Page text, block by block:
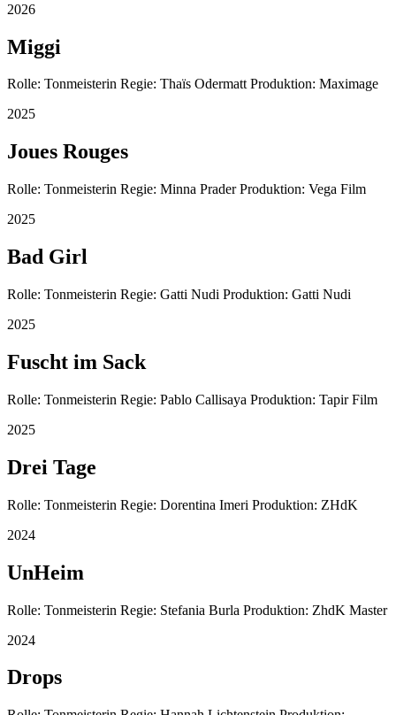
2026
Miggi
Rolle: Tonmeisterin Regie: Thaïs Odermatt Produktion: Maximage
2025
Joues Rouges
Rolle: Tonmeisterin Regie: Minna Prader Produktion: Vega Film
2025
Bad Girl
Rolle: Tonmeisterin Regie: Gatti Nudi Produktion: Gatti Nudi
2025
Fuscht im Sack
Rolle: Tonmeisterin Regie: Pablo Callisaya Produktion: Tapir Film
2025
Drei Tage
Rolle: Tonmeisterin Regie: Dorentina Imeri Produktion: ZHdK
2024
UnHeim
Rolle: Tonmeisterin Regie: Stefania Burla Produktion: ZhdK Master
2024
Drops